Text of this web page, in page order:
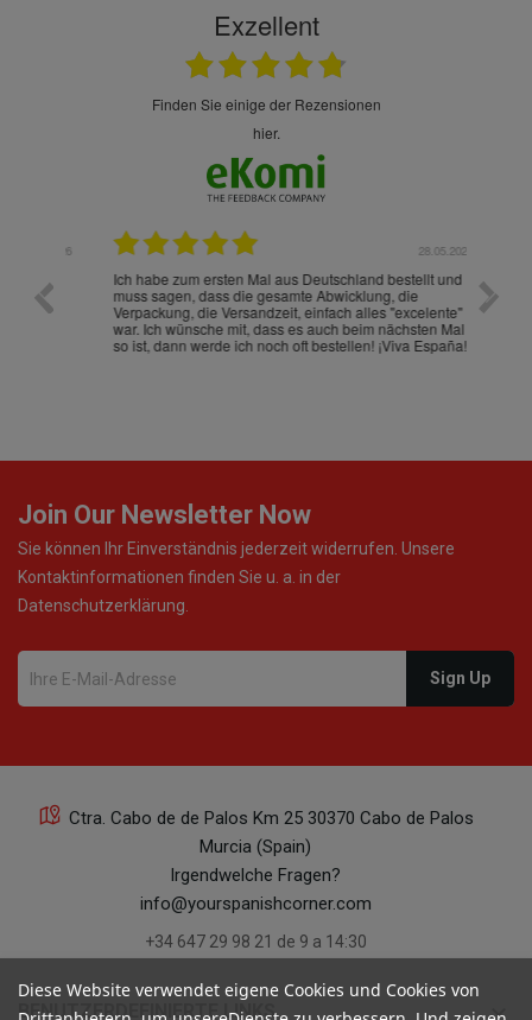
Exzellent
finden Sie einige der Rezensionen
hier.
28.05.2026
Ich habe zum ersten Mal aus Deutschland bestellt und
muss sagen, dass die gesamte Abwicklung, die
Verpackung, die Versandzeit, einfach alles "excelente"
war. Ich wünsche mit, dass es auch beim nächsten Mal
so ist, dann werde ich noch oft bestellen! ¡Viva España!
Die
gut
ist
Join Our Newsletter Now
Sie können Ihr Einverständnis jederzeit widerrufen. Unsere
Kontaktinformationen finden Sie u. a. in der
Datenschutzerklärung.
Ctra. Cabo de de Palos Km 25 30370 Cabo de Palos
Murcia (Spain)
Irgendwelche Fragen?
info@yourspanishcorner.com
+34 647 29 98 21 de 9 a 14:30
BENUTZERDEFINIERTE LINKS keyboard_arrow_down
Diese Website verwendet eigene Cookies und Cookies von